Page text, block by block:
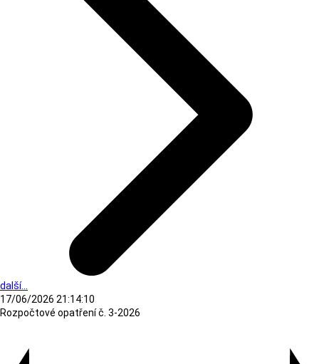
další...
17/06/2026 21:14:10
Rozpočtové opatření č. 3-2026